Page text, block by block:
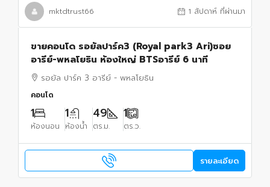
mktdtrust66 1 สัปดาห์ ที่ผ่านมา
ขายคอนโด รอยัลปาร์ค3 (Royal park3 Ari)ซอย
อารีย์-พหลโยธิน ห้องใหญ่ BTSอารีย์ 6 นาที
รอยัล ปาร์ค 3 อารีย์ - พหลโยธิน
คอนโด
1
ห้องนอน
1
ห้องน้ำ
49
ตร.ม.
1
ตร.ว.
รายละเอียด